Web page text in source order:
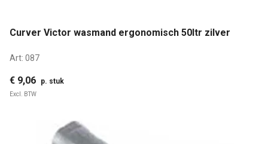
Curver Victor wasmand ergonomisch 50ltr zilver
Art: 087
€ 9,06 p. stuk
Excl. BTW